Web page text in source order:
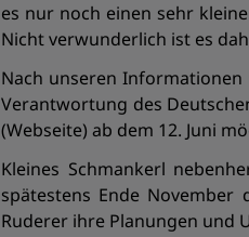
es nur noch einen sehr
Nicht verwunderlich ist es
Nach unseren
Verantwortung des
(Webseite) ab dem 12. Juni
Kleines Schmankerl
spätestens Ende
Ruderer ihre Planungen und